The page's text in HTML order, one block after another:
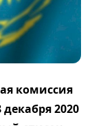
комиссия
2020